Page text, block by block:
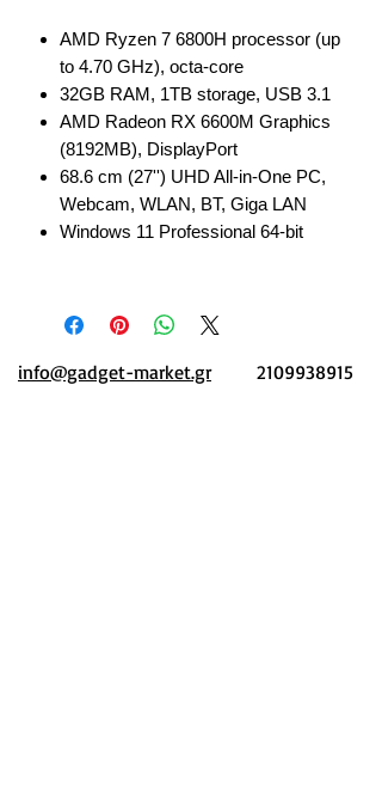
AMD Ryzen 7 6800H processor (up
to 4.70 GHz), octa-core
32GB RAM, 1TB storage, USB 3.1
AMD Radeon RX 6600M Graphics
(8192MB), DisplayPort
68.6 cm (27'') UHD All-in-One PC,
Webcam, WLAN, BT, Giga LAN
Windows 11 Professional 64-bit
info@gadget-market.gr 2109938915